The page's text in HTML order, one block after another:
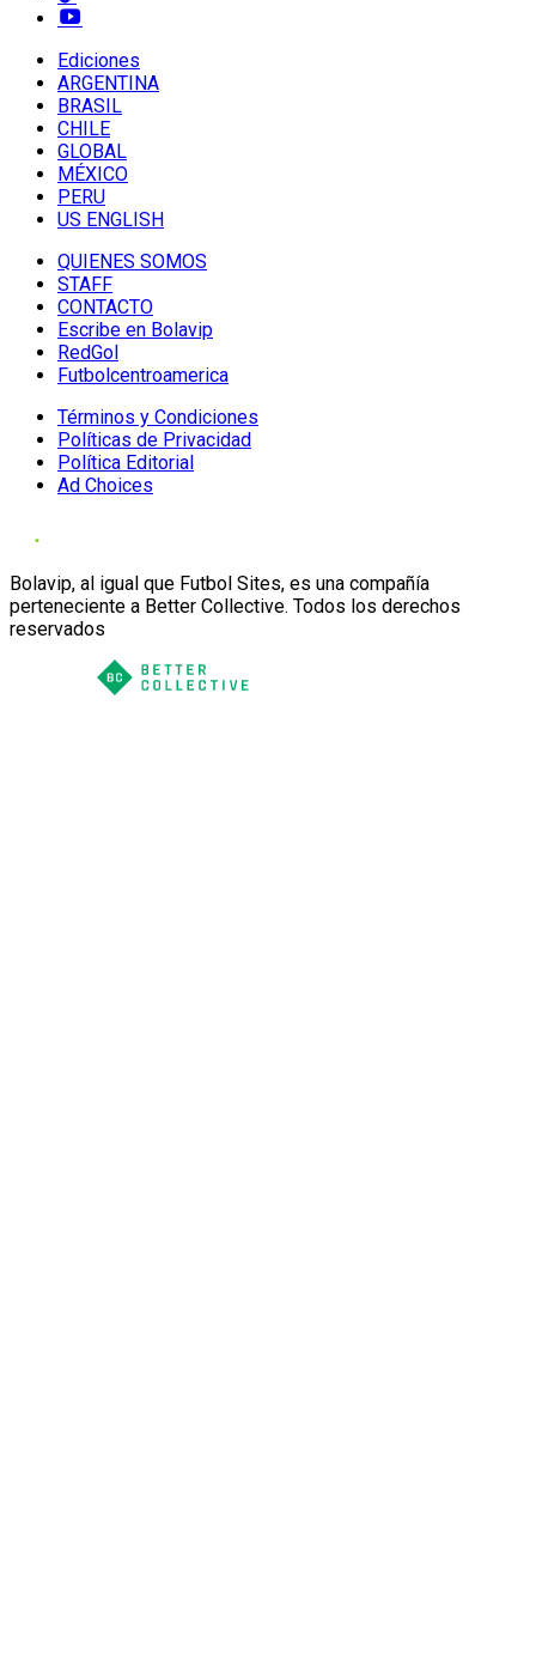
Ediciones
ARGENTINA
BRASIL
CHILE
GLOBAL
MÉXICO
PERU
US ENGLISH
QUIENES SOMOS
STAFF
CONTACTO
Escribe en Bolavip
RedGol
Futbolcentroamerica
Términos y Condiciones
Políticas de Privacidad
Política Editorial
Ad Choices
Bolavip, al igual que Futbol Sites, es una compañía
perteneciente a Better Collective. Todos los derechos
reservados